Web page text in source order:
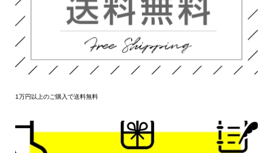
1万円以上のご購入で送料無料